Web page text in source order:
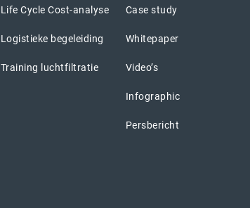
Life Cycle Cost-analyse
Logistieke begeleiding
Training luchtfiltratie
Case study
Whitepaper
Video’s
Infographic
Persbericht